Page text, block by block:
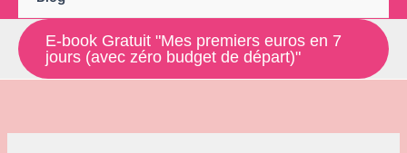
E-book Gratuit "Mes premiers euros en 7
jours (avec zéro budget de départ)"